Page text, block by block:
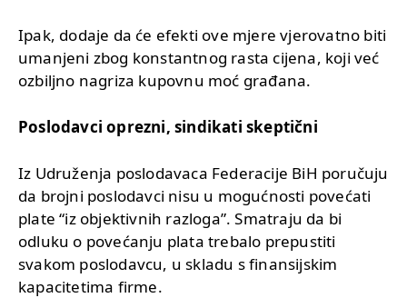
Ipak, dodaje da će efekti ove mjere vjerovatno biti
umanjeni zbog konstantnog rasta cijena, koji već
ozbiljno nagriza kupovnu moć građana.
Poslodavci oprezni, sindikati skeptični
Iz Udruženja poslodavaca Federacije BiH poručuju
da brojni poslodavci nisu u mogućnosti povećati
plate “iz objektivnih razloga”. Smatraju da bi
odluku o povećanju plata trebalo prepustiti
svakom poslodavcu, u skladu s finansijskim
kapacitetima firme.